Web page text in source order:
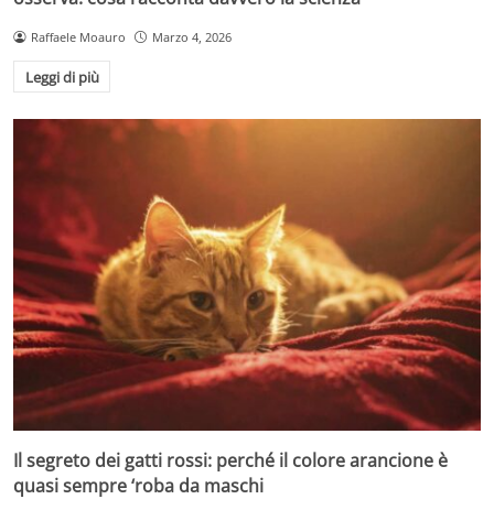
Raffaele Moauro Marzo 4, 2026
Leggi di più
Il segreto dei gatti rossi: perché il colore arancione è
quasi sempre ‘roba da maschi